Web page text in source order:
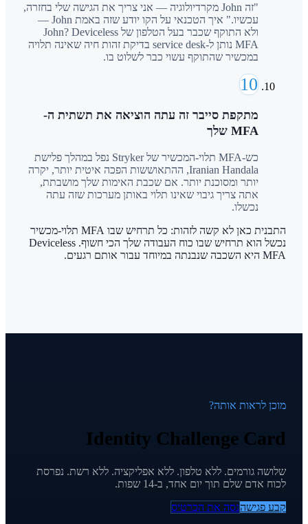
"זה John מקרדיולוגיה — אני צריך את הגישה שלי בחזרה,
עכשיו." איך הטכנאי על הקו יודע שזה באמת John —
ולא התוקף שכבר בעל הטלפון של John? Deviceless
MFA נותן ל-service desk בדיקת זהות חיה שאינה תלויה
במכשיר שהתוקף עשוי כבר לשלוט בו.
10
מתקפת סייבר זה עתה הוציאה את תשתית ה-
MFA שלך
כש-MFA תלוי-המכשיר של Stryker נפל במהלך פלישת
Iranian Handala, ההתאוששות הפכה איטית יותר, יקרה
יותר ומסוכנת יותר. אם שכבת האימות שלך מושבתת,
אתה צריך גיבוי שאינו תלוי באותן מערכות שזה עתה
נכשלו.
התבנית כאן לא קשה לזהות: כל תרחיש שבו MFA תלוי-מכשיר
נכשל הוא תרחיש שבו כוח העבודה שלך הכי חשוף. Deviceless
MFA היא השכבה שנבנתה במיוחד עבור אותם רגעים.
מוכן לראות אותה?
Identity Challenge Card
שלושה גורמים. ללא טלפון. ללא אפליקציה. ללא רשת. נפרסת
לכוח אדם שלם תוך יום אחד, ב-14 שפות.
קבע פגישהנסה את הכרטיס